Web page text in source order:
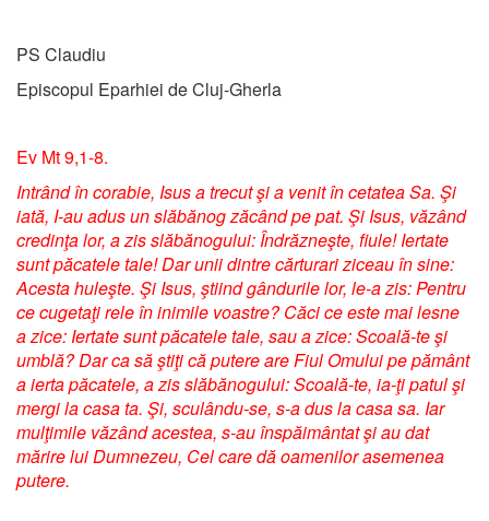
PS Claudiu
Episcopul Eparhiei de Cluj-Gherla
Ev Mt 9,1-8.
Intrând în corabie, Isus a trecut şi a venit în cetatea Sa. Şi
iată, I-au adus un slăbănog zăcând pe pat. Şi Isus, văzând
credinţa lor, a zis slăbănogului: Îndrăzneşte, fiule! Iertate
sunt păcatele tale! Dar unii dintre cărturari ziceau în sine:
Acesta huleşte. Şi Isus, ştiind gândurile lor, le-a zis: Pentru
ce cugetaţi rele în inimile voastre? Căci ce este mai lesne
a zice: Iertate sunt păcatele tale, sau a zice: Scoală-te şi
umblă? Dar ca să ştiţi că putere are Fiul Omului pe pământ
a ierta păcatele, a zis slăbănogului: Scoală-te, ia-ţi patul şi
mergi la casa ta. Şi, sculându-se, s-a dus la casa sa. Iar
mulţimile văzând acestea, s-au înspăimântat şi au dat
mărire lui Dumnezeu, Cel care dă oamenilor asemenea
putere.